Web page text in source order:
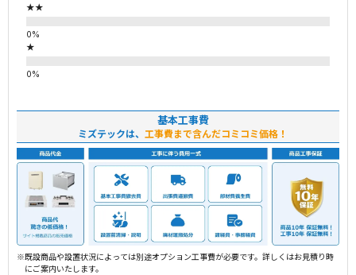
★★
★
基本工事費
ミズテックは、 工事費まで含んだコミコミ価格！
※既設商品や設置状況によっては別途オプション工事費が必要です。詳しくはお見積り時
にご案内いたします。